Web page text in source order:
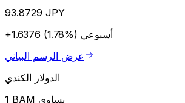
93.8729 JPY
+1.6376 (1.78%) أسبوعي
عرض الرسم البياني
الدولار الكندي
1 BAM يساوي